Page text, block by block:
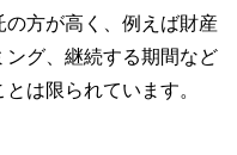
の方が高く、例えば財産
グ、継続する期間など
は限られています。